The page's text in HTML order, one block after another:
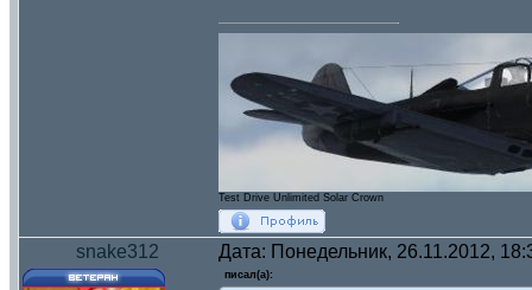
Test Drive Unlimited Solar Crown
snake312 Дата: Понедельник, 26.11.2012,
писал(а):